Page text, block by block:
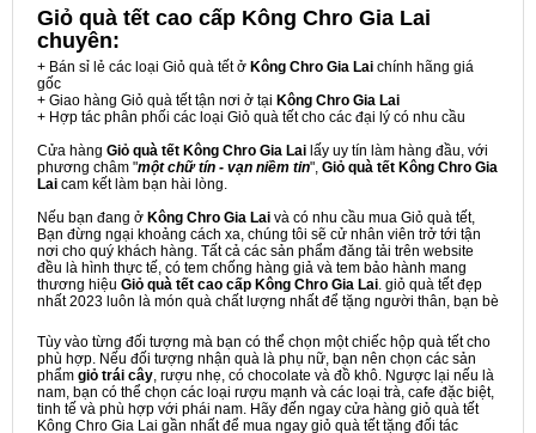
Giỏ quà tết cao cấp Kông Chro Gia Lai
chuyên:
+ Bán sỉ lẻ các loại Giỏ quà tết ở Kông Chro Gia Lai chính hãng giá
gốc
+ Giao hàng Giỏ quà tết tận nơi ở tại Kông Chro Gia Lai
+ Hợp tác phân phối các loại Giỏ quà tết cho các đại lý có nhu cầu
Cửa hàng Giỏ quà tết Kông Chro Gia Lai lấy uy tín làm hàng đầu, với
phương châm "một chữ tín - vạn niềm tin", Giỏ quà tết Kông Chro Gia
Lai cam kết làm bạn hài lòng.
Nếu bạn đang ở Kông Chro Gia Lai và có nhu cầu mua Giỏ quà tết,
Bạn đừng ngại khoảng cách xa, chúng tôi sẽ cử nhân viên trở tới tận
nơi cho quý khách hàng. Tất cả các sản phẩm đăng tải trên website
đều là hình thực tế, có tem chống hàng giả và tem bảo hành mang
thương hiệu Giỏ quà tết cao cấp Kông Chro Gia Lai. giỏ quà tết đẹp
nhất 2023 luôn là món quà chất lượng nhất để tặng người thân, bạn bè
Tùy vào từng đối tượng mà bạn có thể chọn một chiếc hộp quà tết cho
phù hợp. Nếu đối tượng nhận quà là phụ nữ, bạn nên chọn các sản
phẩm giỏ trái cây, rượu nhẹ, có chocolate và đồ khô. Ngược lại nếu là
nam, bạn có thể chọn các loại rượu mạnh và các loại trà, cafe đặc biệt,
tinh tế và phù hợp với phái nam. Hãy đến ngay cửa hàng giỏ quà tết
Kông Chro Gia Lai gần nhất để mua ngay giỏ quà tết tặng đối tác